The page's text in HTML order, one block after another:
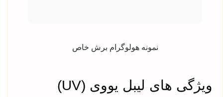
نمونه هولوگرام برش خاص
ویژگی های لیبل یووی (UV)